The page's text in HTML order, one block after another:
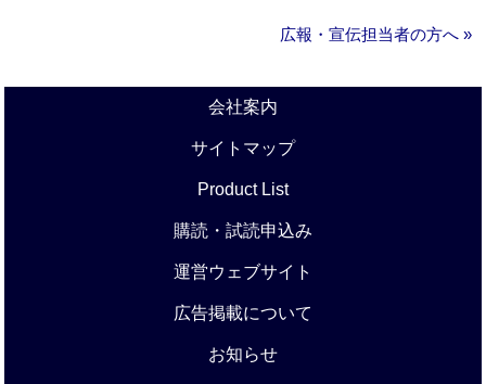
広報・宣伝担当者の方へ »
会社案内
サイトマップ
Product List
購読・試読申込み
運営ウェブサイト
広告掲載について
お知らせ